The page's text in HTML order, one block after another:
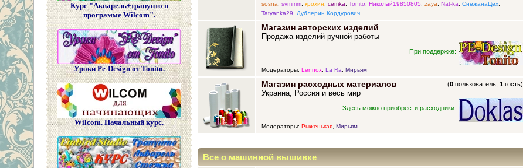
Курс "Акварель+трапунто в
программе Wilcom".
Уроки Pe-Design от Tonito.
Wilcom. Начальный курс.
sosna, svmmm, крохин, cemka, Tonito, Николай19850805, zaya, Nat-ka, СнежанаЦех,
Tatyanka29, Дублерин Кордурович
Магазин авторских изделий
Продажа изделий ручной работы
При поддержке:
Модераторы: Lennox, La Ra, Мирьям
Магазин расходных материалов (0 пользователь,1 гость)
Украина, Россия и весь мир
Здесь можно приобрести расходники:
Модераторы: Рыженькая, Мирьям
Все о машинной вышивке